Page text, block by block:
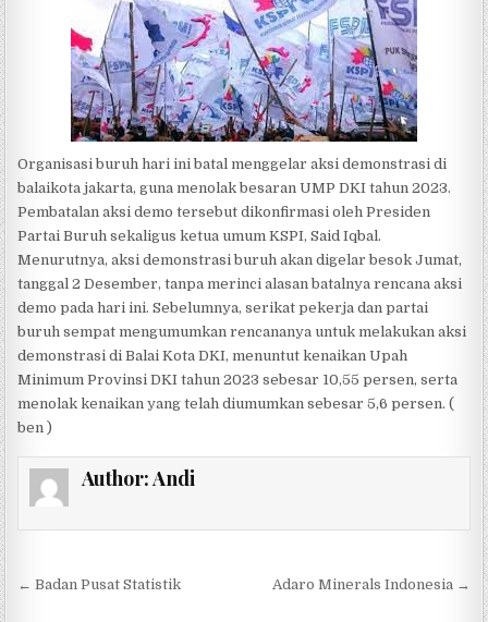
Organisasi buruh hari ini batal menggelar aksi demonstrasi di
balaikota jakarta, guna menolak besaran UMP DKI tahun 2023.
Pembatalan aksi demo tersebut dikonfirmasi oleh Presiden
Partai Buruh sekaligus ketua umum KSPI, Said Iqbal.
Menurutnya, aksi demonstrasi buruh akan digelar besok Jumat,
tanggal 2 Desember, tanpa merinci alasan batalnya rencana aksi
demo pada hari ini. Sebelumnya, serikat pekerja dan partai
buruh sempat mengumumkan rencananya untuk melakukan aksi
demonstrasi di Balai Kota DKI, menuntut kenaikan Upah
Minimum Provinsi DKI tahun 2023 sebesar 10,55 persen, serta
menolak kenaikan yang telah diumumkan sebesar 5,6 persen. (
ben )
Author:Andi
Post navigation
← Badan Pusat Statistik Adaro Minerals Indonesia →